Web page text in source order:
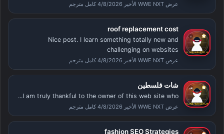
عرض WWE NXT الأخير 4/8/2026 كامل مترجم
roof replacement cost
Nice post. I learn something totally new and
challenging on websites
عرض WWE NXT الأخير 4/8/2026 كامل مترجم
شات فلسطين
I am truly thankful to the owner of this web site who...
عرض WWE NXT الأخير 4/8/2026 كامل مترجم
fashion SEO Strategies